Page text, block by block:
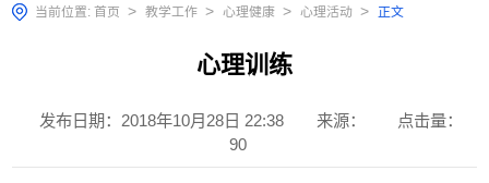
当前位置: 首页 > 教学工作 > 心理健康 > 心理活动 > 正文
心理训练
发布日期：2018年10月28日 22:38 来源：
点击量：
90